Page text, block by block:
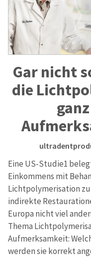
Gar nicht
die
Eine US-Studie1
Einkommens mit
Lichtpolymerisation
indirekte
Europa nicht viel
Thema
Aufmerksamkeit:
werden sie korrekt